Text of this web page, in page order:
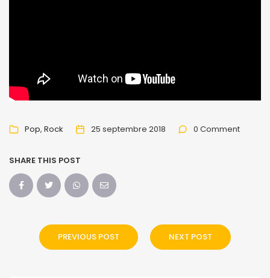
Pop Rock 25 septembre 2018 0 Comment
SHARE THIS POST
PREVIOUS POST NEXT POST